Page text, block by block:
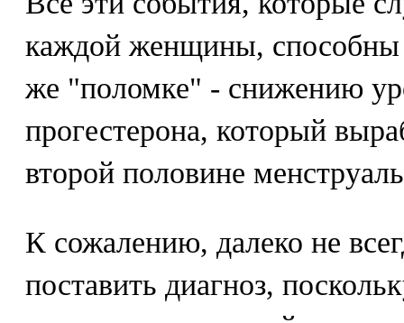
каждой женщины, способны
же "поломке" - снижению
прогестерона, который
второй половине
К сожалению, далеко не
поставить диагноз,